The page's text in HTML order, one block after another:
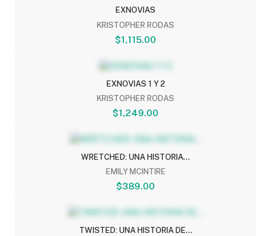
EXNOVIAS
KRISTOPHER RODAS
$1,115.00
EXNOVIAS 1 Y 2
KRISTOPHER RODAS
$1,249.00
WRETCHED: UNA HISTORIA...
EMILY MCINTIRE
$389.00
TWISTED: UNA HISTORIA DE...